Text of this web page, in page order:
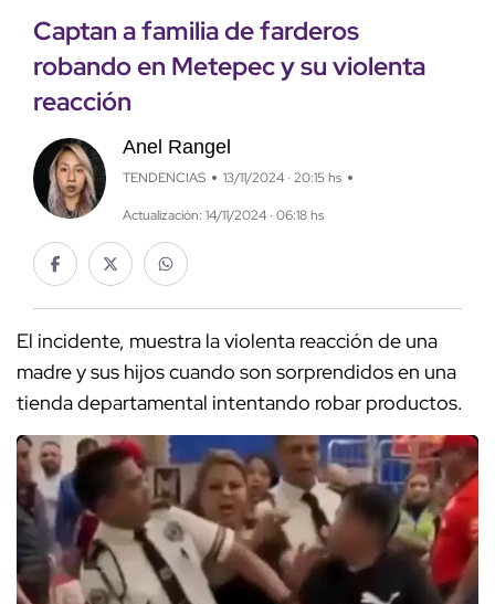
Captan a familia de farderos
robando en Metepec y su violenta
reacción
Anel Rangel
TENDENCIAS 13/11/2024 · 20:15 hs
Actualización: 14/11/2024 · 06:18 hs
El incidente, muestra la violenta reacción de una
madre y sus hijos cuando son sorprendidos en una
tienda departamental intentando robar productos.